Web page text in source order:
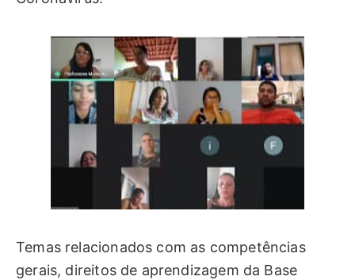
Temas relacionados com as competências
gerais, direitos de aprendizagem da Base